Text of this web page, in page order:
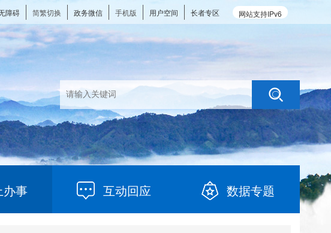
网站支持IPv6
障碍 简繁切换 政务微信 手机版 用户空间 长者专区
办事 互动回应 数据专题